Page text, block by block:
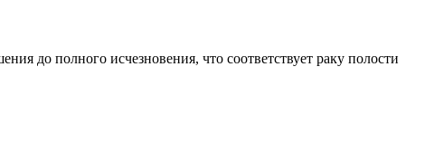
до полного исчезновения, что соответствует раку полости